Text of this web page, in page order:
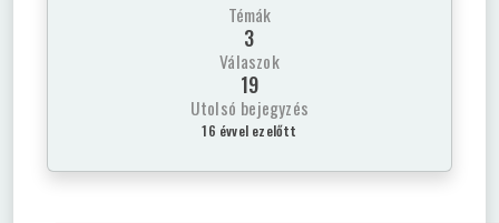
Témák
3
Válaszok
19
Utolsó bejegyzés
16 évvel ezelőtt